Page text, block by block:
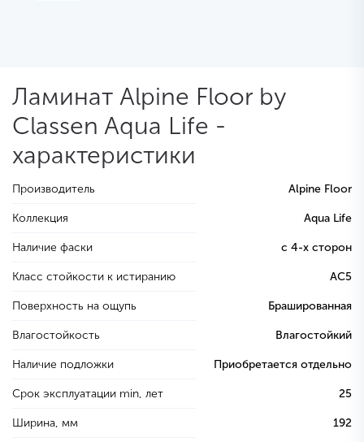
Ламинат Alpine Floor by
Classen Aqua Life -
характеристики
Производитель Alpine Floor
Коллекция Aqua Life
Наличие фаски с 4-х сторон
Класс стойкости к истиранию AC5
Поверхность на ощупь Брашированная
Влагостойкость Влагостойкий
Наличие подложки Приобретается отдельно
Срок эксплуатации min, лет 25
Ширина, мм 192